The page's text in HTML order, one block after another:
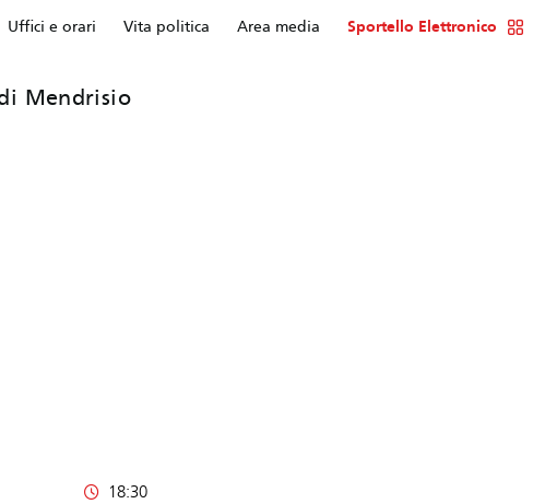
Uffici e orari Vita politica Area media Sportello Elettronico
Mendrisio
18:30